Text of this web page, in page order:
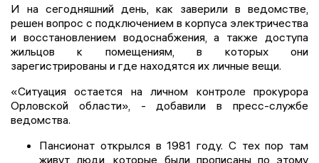
И на сегодняшний день, как заверили в ведомстве,
решен вопрос с подключением в корпуса электричества
и восстановлением водоснабжения, а также доступа
жильцов к помещениям, в которых они
зарегистрированы и где находятся их личные вещи.
«Ситуация остается на личном контроле прокурора
Орловской области», - добавили в пресс-службе
ведомства.
Пансионат открылся в 1981 году. С тех пор там
живут люди, которые были прописаны по этому